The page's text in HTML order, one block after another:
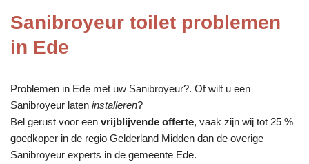
Sanibroyeur toilet problemen
in Ede
Problemen in Ede met uw Sanibroyeur?. Of wilt u een
Sanibroyeur laten installeren?
Bel gerust voor een vrijblijvende offerte, vaak zijn wij tot 25 %
goedkoper in de regio Gelderland Midden dan de overige
Sanibroyeur experts in de gemeente Ede.